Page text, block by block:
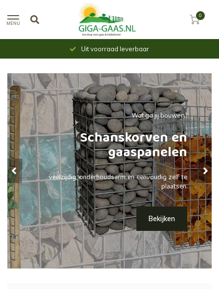
MENU
0
Uit voorraad leverbaar
Wat ga jij bouwen?
Schanskorven en
gaaspanelen
veelzijdig, onderhoudsarm en eenvoudig zelf te
plaatsen.
Bekijken